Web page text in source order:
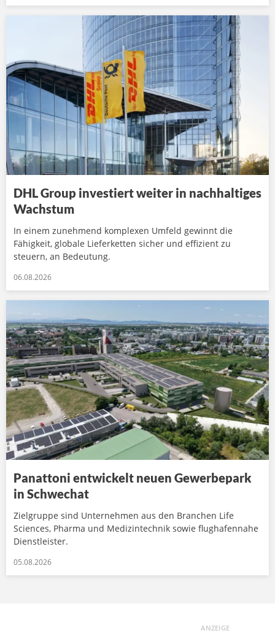
DHL Group investiert weiter in nachhaltiges
Wachstum
In einem zunehmend komplexen Umfeld gewinnt die
Fähigkeit, globale Lieferketten sicher und effizient zu
steuern, an Bedeutung.
06.08.2026
Panattoni entwickelt neuen Gewerbepark
in Schwechat
Zielgruppe sind Unternehmen aus den Branchen Life
Sciences, Pharma und Medizintechnik sowie flughafennahe
Dienstleister.
05.08.2026
ANZEIGE